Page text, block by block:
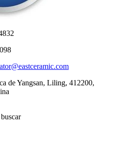
de Yangsan, Liling, 412200,